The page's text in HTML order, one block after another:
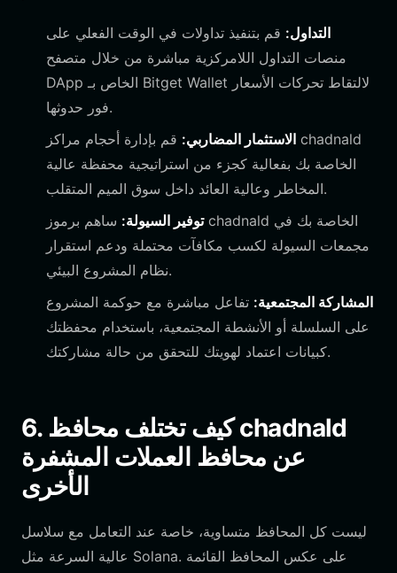
التداول: قم بتنفيذ تداولات في الوقت الفعلي على
منصات التداول اللامركزية مباشرة من خلال متصفح
DApp الخاص بـ Bitget Wallet لالتقاط تحركات الأسعار
فور حدوثها.
الاستثمار المضاربي: قم بإدارة أحجام مراكز chadnald
الخاصة بك بفعالية كجزء من استراتيجية محفظة عالية
المخاطر وعالية العائد داخل سوق الميم المتقلب.
توفير السيولة: ساهم برموز chadnald الخاصة بك في
مجمعات السيولة لكسب مكافآت محتملة ودعم استقرار
نظام المشروع البيئي.
المشاركة المجتمعية: تفاعل مباشرة مع حوكمة المشروع
على السلسلة أو الأنشطة المجتمعية، باستخدام محفظتك
كبيانات اعتماد لهويتك للتحقق من حالة مشاركتك.
6. كيف تختلف محافظ chadnald
عن محافظ العملات المشفرة
الأخرى
ليست كل المحافظ متساوية، خاصة عند التعامل مع سلاسل
عالية السرعة مثل Solana. على عكس المحافظ القائمة